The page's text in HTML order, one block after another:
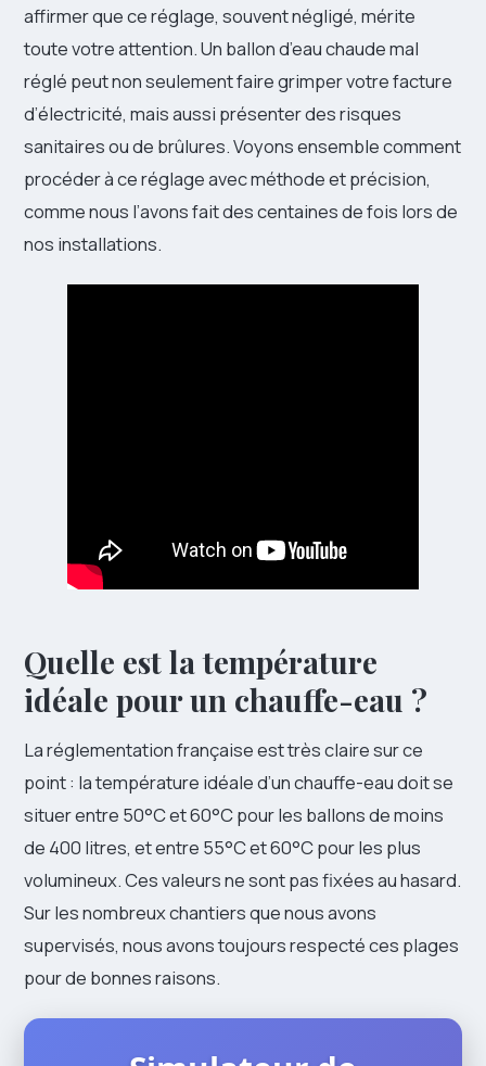
affirmer que ce réglage, souvent négligé, mérite
toute votre attention. Un ballon d’eau chaude mal
réglé peut non seulement faire grimper votre facture
d’électricité, mais aussi présenter des risques
sanitaires ou de brûlures. Voyons ensemble comment
procéder à ce réglage avec méthode et précision,
comme nous l’avons fait des centaines de fois lors de
nos installations.
Quelle est la température
idéale pour un chauffe-eau ?
La réglementation française est très claire sur ce
point : la température idéale d’un chauffe-eau doit se
situer entre 50°C et 60°C pour les ballons de moins
de 400 litres, et entre 55°C et 60°C pour les plus
volumineux. Ces valeurs ne sont pas fixées au hasard.
Sur les nombreux chantiers que nous avons
supervisés, nous avons toujours respecté ces plages
pour de bonnes raisons.